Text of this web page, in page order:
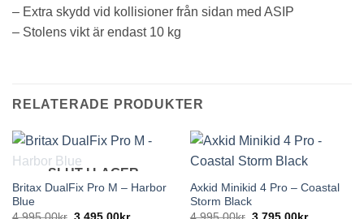
– Extra skydd vid kollisioner från sidan med ASIP
– Stolens vikt är endast 10 kg
RELATERADE PRODUKTER
SLUT I LAGER
Britax DualFix Pro M – Harbor
Blue
Det
Det
Axkid Minikid 4 Pro – Coastal
Storm Black
Det
Det